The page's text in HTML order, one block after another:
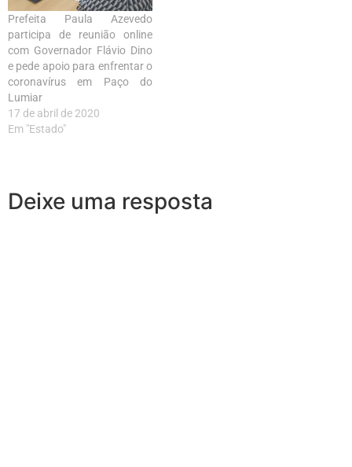
Prefeita Paula Azevedo
participa de reunião online
com Governador Flávio Dino
e pede apoio para enfrentar o
coronavírus em Paço do
Lumiar
17 de abril de 2020
Em "Estado"
Deixe uma resposta